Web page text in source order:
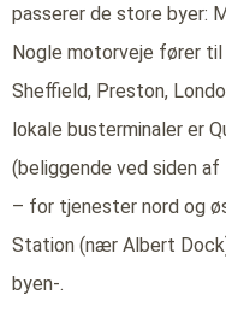
passerer de store byer:
Nogle motorveje fører til
Sheffield, Preston,
lokale busterminaler er
(beliggende ved siden
– for tjenester nord og
Station (nær Albert
byen-.